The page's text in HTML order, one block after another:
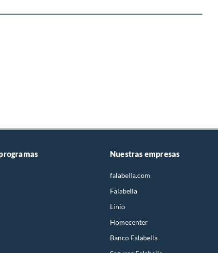
Nuestras empresas
falabella.com
Falabella
Linio
Homecenter
Banco Falabella